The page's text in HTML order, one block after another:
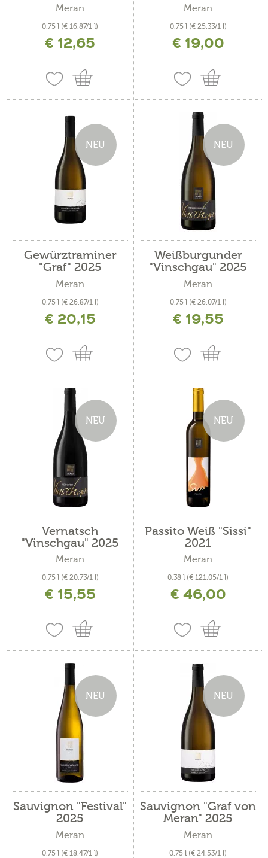
Meran
0,75 l (€ 16,87/1 l)
inkl. MwSt. zzgl. Versandkosten
€ 12,65
Meran
0,75 l (€ 25,33/1 l)
inkl. MwSt. zzgl. Versandkosten
€ 19,00
NEU
Gewürztraminer
"Graf" 2025
Meran
0,75 l (€ 26,87/1 l)
€ 20,15
NEU
Weißburgunder
"Vinschgau" 2025
Meran
0,75 l (€ 26,07/1 l)
€ 19,55
NEU
Vernatsch
"Vinschgau" 2025
Meran
0,75 l (€ 20,73/1 l)
inkl. MwSt. zzgl. Versandkosten
€ 15,55
NEU
Passito Weiß "Sissi"
2021
Meran
0,38 l (€ 121,05/1 l)
inkl. MwSt. zzgl. Versandkosten
€ 46,00
NEU
Sauvignon "Festival"
2025
Meran
0,75 l (€ 18,47/1 l)
NEU
Sauvignon "Graf von
Meran" 2025
Meran
0,75 l (€ 24,53/1 l)